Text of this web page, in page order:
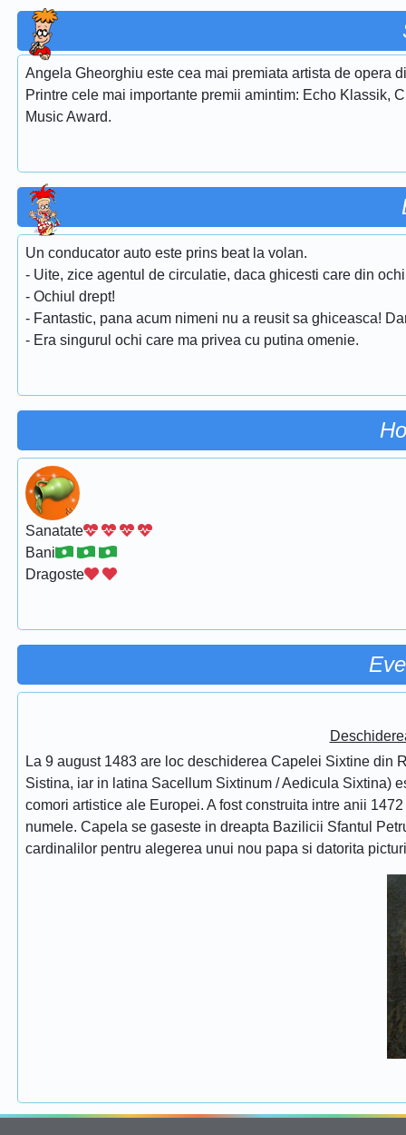
Angela Gheorghiu este cea mai premiata artista de opera
Printre cele mai importante premii amintim: Echo Klassik,
Music Award.
Un conducator auto este prins beat la volan.
- Uite, zice agentul de circulatie, daca ghicesti care din
- Ochiul drept!
- Fantastic, pana acum nimeni nu a reusit sa ghiceasca!
- Era singurul ochi care ma privea cu putina omenie.
Sanatate
Bani
Dragoste
La 9 august 1483 are loc deschiderea Capelei Sixtine
Sistina, iar in latina Sacellum Sixtinum / Aedicula Sixtina)
comori artistice ale Europei. A fost construita intre anii
numele. Capela se gaseste in dreapta Bazilicii Sfantul
cardinalilor pentru alegerea unui nou papa si datorita